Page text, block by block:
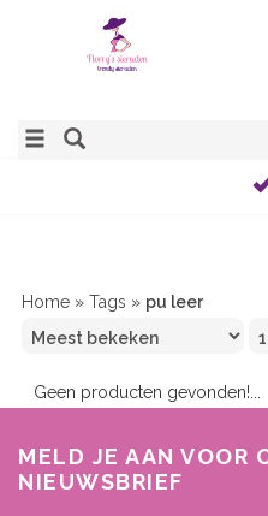
Home » Tags » pu leer
Geen producten gevonden!...
MELD JE AAN VOOR
NIEUWSBRIEF